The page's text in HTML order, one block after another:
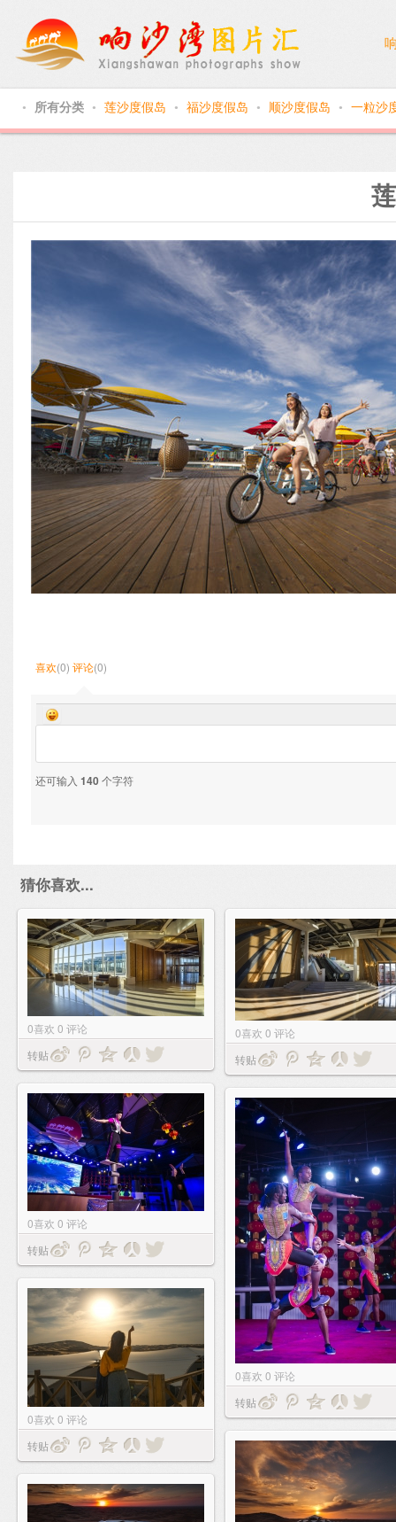
● 所有分类 ● 莲沙度假岛 ● 福沙度假岛 ● 顺沙度假岛 ● 一粒沙
喜欢(0) 评论(0)
还可输入 140个字符
猜你喜欢...
0喜欢 0 评论
转贴
0喜欢 0 评论
转贴
0喜欢 0 评论
转贴
0喜欢 0 评论
转贴
0喜欢 0 评论
转贴